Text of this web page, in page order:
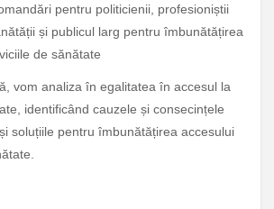
pentru politicienii, profesioniștii
și publicul larg pentru îmbunătățirea
de sănătate
vom analiza în egalitatea în accesul la
identificând cauzele și consecințele
soluțiile pentru îmbunătățirea accesului